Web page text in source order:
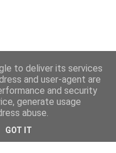
to deliver its services
and user-agent are
and security
generate usage
abuse.
GOT IT